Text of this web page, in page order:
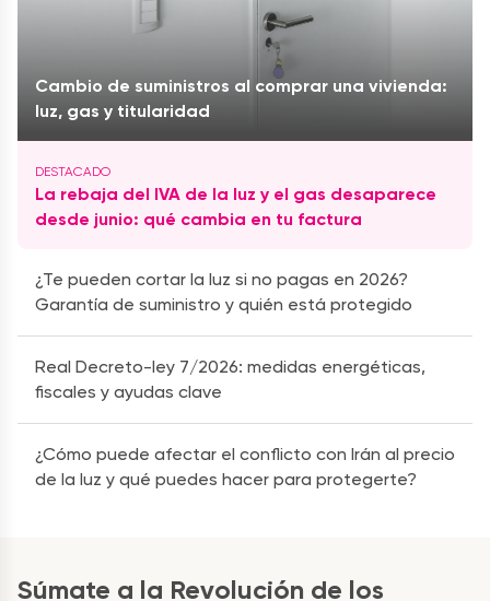
Cambio de suministros al comprar una vivienda:
luz, gas y titularidad
La rebaja del IVA de la luz y el gas desaparece
desde junio: qué cambia en tu factura
¿Te pueden cortar la luz si no pagas en 2026?
Garantía de suministro y quién está protegido
Real Decreto-ley 7/2026: medidas energéticas,
fiscales y ayudas clave
¿Cómo puede afectar el conflicto con Irán al precio
de la luz y qué puedes hacer para protegerte?
Súmate a la Revolución de los